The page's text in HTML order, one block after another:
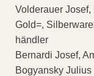
Volderauer Josef,
Gold=,
händler
Bernardi Josef,
Bogyansky Julius